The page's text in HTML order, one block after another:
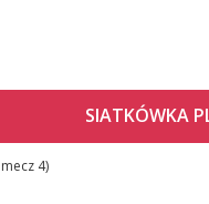
SIATKÓWKA
mecz 4)